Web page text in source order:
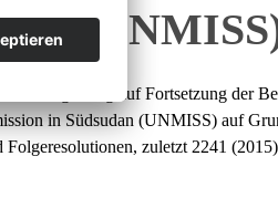
auf Fortsetzung der
in Südsudan (UNMISS) auf
zuletzt 2241